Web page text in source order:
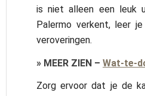
is niet alleen een leuk
Palermo verkent, leer
veroveringen.
» MEER ZIEN – Wat-te-
Zorg ervoor dat je de